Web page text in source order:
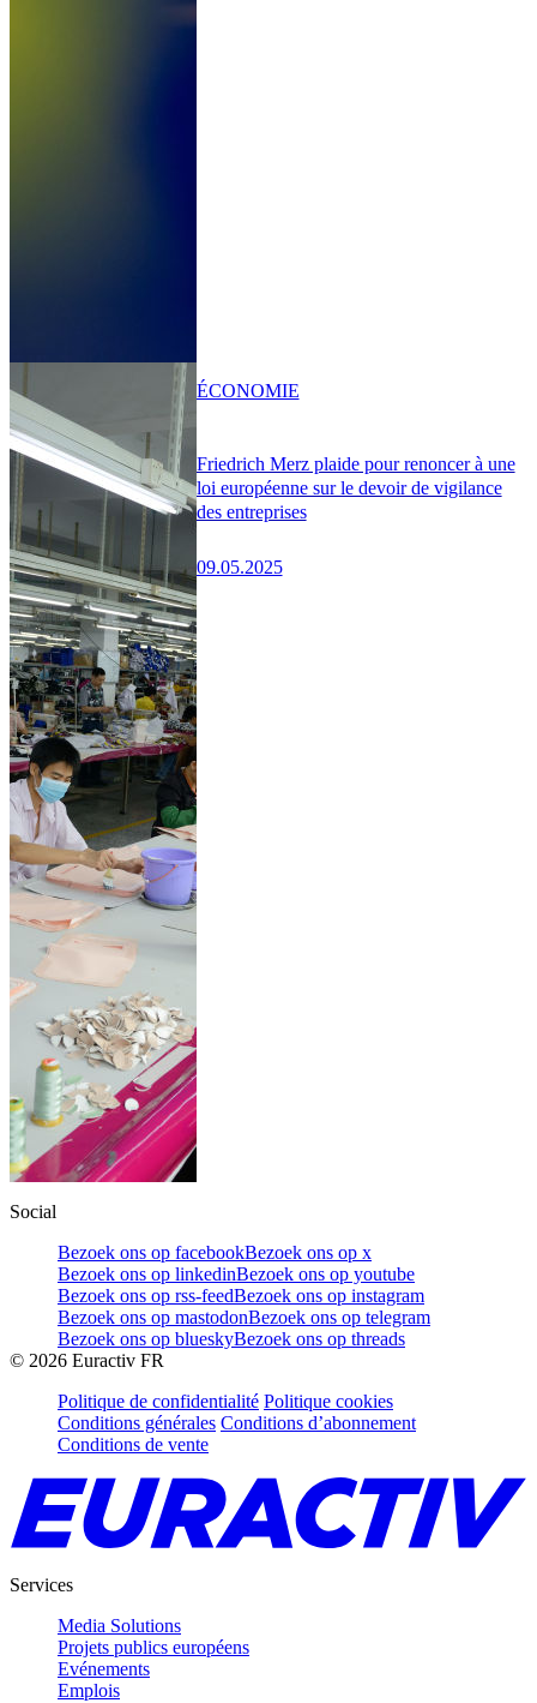
Friedrich Merz plaide pour renoncer à une
loi européenne sur le devoir de vigilance
des entreprises
09.05.2025
ÉCONOMIE
Social
Bezoek ons op facebookBezoek ons op x
Bezoek ons op linkedinBezoek ons op youtube
Bezoek ons op rss-feedBezoek ons op instagram
Bezoek ons op mastodonBezoek ons op telegram
Bezoek ons op blueskyBezoek ons op threads
© 2026 Euractiv FR
Politique de confidentialité Politique cookies
Conditions générales Conditions d’abonnement
Conditions de vente
Services
Media Solutions
Projets publics européens
Evénements
Emplois